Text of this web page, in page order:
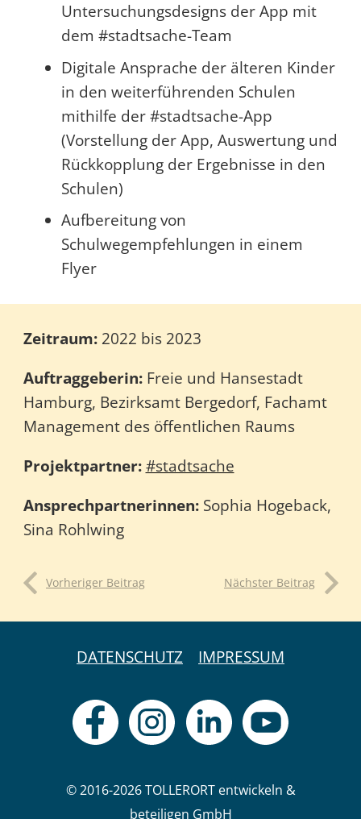
Untersuchungsdesigns der App mit
dem #stadtsache-Team
Digitale Ansprache der älteren Kinder
in den weiterführenden Schulen
mithilfe der #stadtsache-App
(Vorstellung der App, Auswertung und
Rückkopplung der Ergebnisse in den
Schulen)
Aufbereitung von
Schulwegempfehlungen in einem
Flyer
Zeitraum: 2022 bis 2023
Auftraggeberin:Freie und Hansestadt
Hamburg, Bezirksamt Bergedorf, Fachamt
Management des öffentlichen Raums
Projektpartner:#stadtsache
Ansprechpartnerinnen:Sophia Hogeback,
Sina Rohlwing
Vorheriger Beitrag Nächster Beitrag
DATENSCHUTZ IMPRESSUM
© 2016-2026 TOLLERORT entwickeln &
beteiligen GmbH